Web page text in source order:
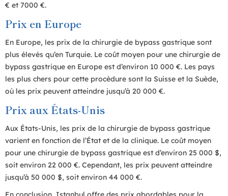
€ et 7000 €.
Prix en Europe
En Europe, les prix de la chirurgie de bypass gastrique sont
plus élevés qu’en Turquie. Le coût moyen pour une chirurgie de
bypass gastrique en Europe est d’environ 10 000 €. Les pays
les plus chers pour cette procédure sont la Suisse et la Suède,
où les prix peuvent atteindre jusqu’à 20 000 €.
Prix aux États-Unis
Aux États-Unis, les prix de la chirurgie de bypass gastrique
varient en fonction de l’État et de la clinique. Le coût moyen
pour une chirurgie de bypass gastrique est d’environ 25 000 $,
soit environ 22 000 €. Cependant, les prix peuvent atteindre
jusqu’à 50 000 $, soit environ 44 000 €.